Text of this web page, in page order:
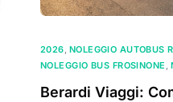
2026 NOLEGGIO AUTOBUS
NOLEGGIO BUS FROSINONE
Berardi Viaggi: